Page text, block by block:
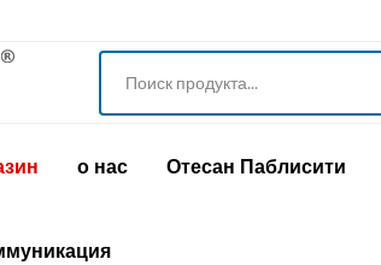
о нас Отесан Паблисити